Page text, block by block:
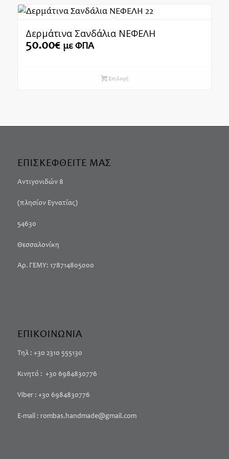
Δερμάτινα Σανδάλια ΝΕΦΕΛΗ
50.00€ με ΦΠΑ
Επιλογή
ΕΠΙΣΚΕΦΘΕΙΤΕ ΜΑΣ
Αντιγονιδών 8
(πλησίον Εγνατίας)
54630
Θεσσαλονίκη
Αρ. ΓΕΜΥ: 178714805000
ΕΠΙΚΟΙΝΩΝΙΑ
Τηλ : +30 2310 555130
Κινητό : +30 6984830776
Viber : +30 6984830776
E-mail : rombas.handmade@gmail.com